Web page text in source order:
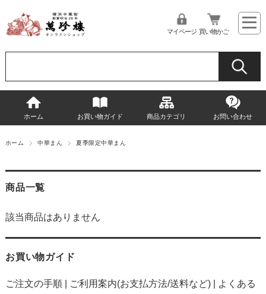
マイページ 買い物かご
ホーム お買い物ガイド 商品カテゴリ お問い合わせ
ホーム 中華まん 夏季限定中華まん
商品一覧
該当商品はありません
お買い物ガイド
ご注文の手順| ご利用案内(お支払方法/送料など)|
よくある